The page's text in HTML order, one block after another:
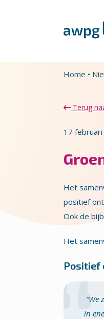
Home •
Terug
17
Het
positief
Ook de
Het
Positief
“We
in